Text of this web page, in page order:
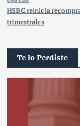
HSBC reinicia
trimestrales
Te lo Perdiste